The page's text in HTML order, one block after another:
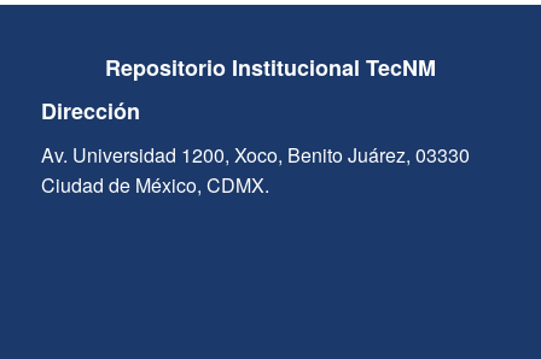
Repositorio Institucional TecNM
Dirección
Av. Universidad 1200, Xoco, Benito Juárez, 03330
Ciudad de México, CDMX.